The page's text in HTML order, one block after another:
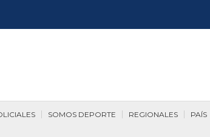
PAÍS
REGIONALES
SOMOS DEPORTE